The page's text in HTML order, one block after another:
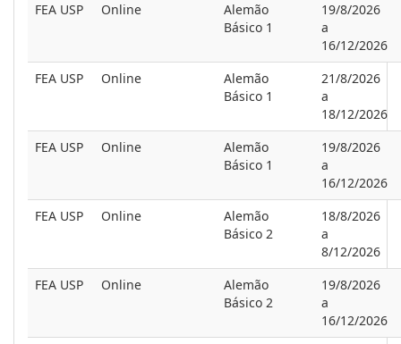
FEA USP Online
Alemão
Básico 1
19/8/2026
a
16/12/2026
FEA USP
Online
Alemão
Básico 1
21/8/2026
a
18/12/2026
FEA USP
Online
Alemão
Básico 1
19/8/2026
a
16/12/2026
FEA USP
Online
Alemão
Básico 2
18/8/2026
a
8/12/2026
FEA USP
Online
Alemão
Básico 2
19/8/2026
a
16/12/2026